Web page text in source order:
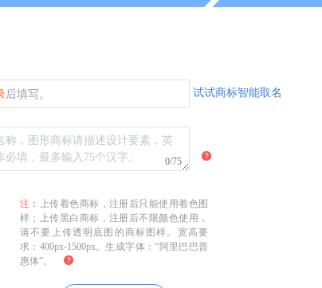
后填写。 试试商标智能取名
0/75
注：
上传着色商标，注册后只能使用着色图
样；上传黑白商标，注册后不限颜色使用，
请不要上传透明底图的商标图样。宽高要
求：400px-1500px。生成字体：“阿里巴巴普
惠体”。